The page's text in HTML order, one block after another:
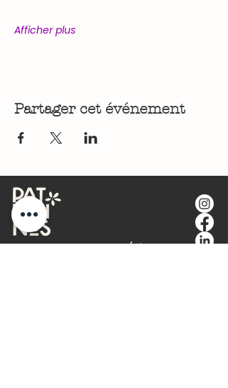
Afficher plus
Partager cet événement
🤝 Le Cercle des Patronnes (Réseau Business